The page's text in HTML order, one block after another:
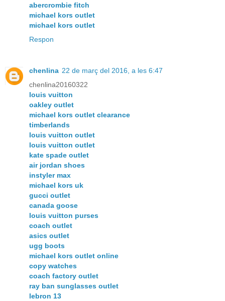
abercrombie fitch
michael kors outlet
michael kors outlet
Respon
chenlina 22 de març del 2016, a les 6:47
chenlina20160322
louis vuitton
oakley outlet
michael kors outlet clearance
timberlands
louis vuitton outlet
louis vuitton outlet
kate spade outlet
air jordan shoes
instyler max
michael kors uk
gucci outlet
canada goose
louis vuitton purses
coach outlet
asics outlet
ugg boots
michael kors outlet online
copy watches
coach factory outlet
ray ban sunglasses outlet
lebron 13